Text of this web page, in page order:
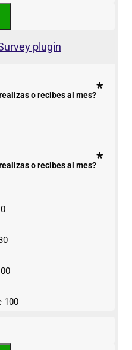
plugin
o recibes al mes?*
o recibes al mes?*
100